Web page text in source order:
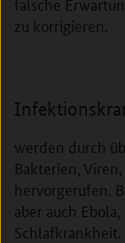
zu korrigieren.
werden durch
Bakterien,
hervorgerufen.
aber auch
Schlafkrankheit.